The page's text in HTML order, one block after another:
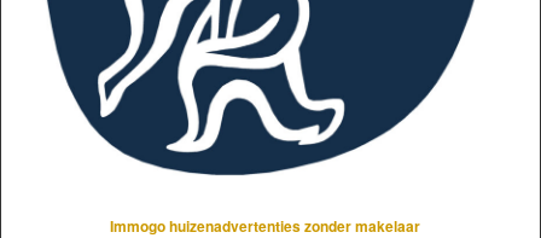
Immogo huizenadvertenties zonder makelaar